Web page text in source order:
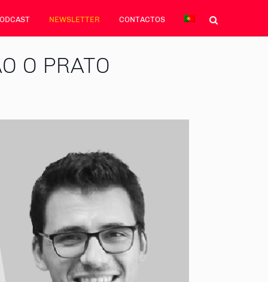
NEWSLETTER CONTACTOS
O PRATO